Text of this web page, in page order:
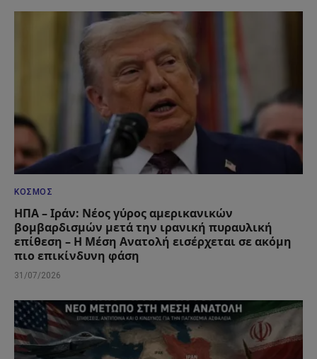
ΚΌΣΜΟΣ
ΗΠΑ – Ιράν: Νέος γύρος αμερικανικών
βομβαρδισμών μετά την ιρανική πυραυλική
επίθεση – Η Μέση Ανατολή εισέρχεται σε ακόμη
πιο επικίνδυνη φάση
31/07/2026